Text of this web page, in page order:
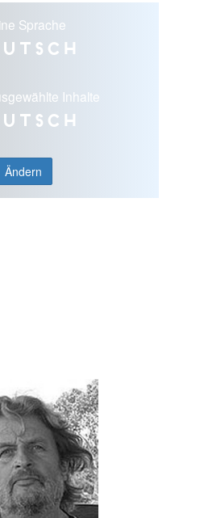
Sprache
Inhalte
Ändern